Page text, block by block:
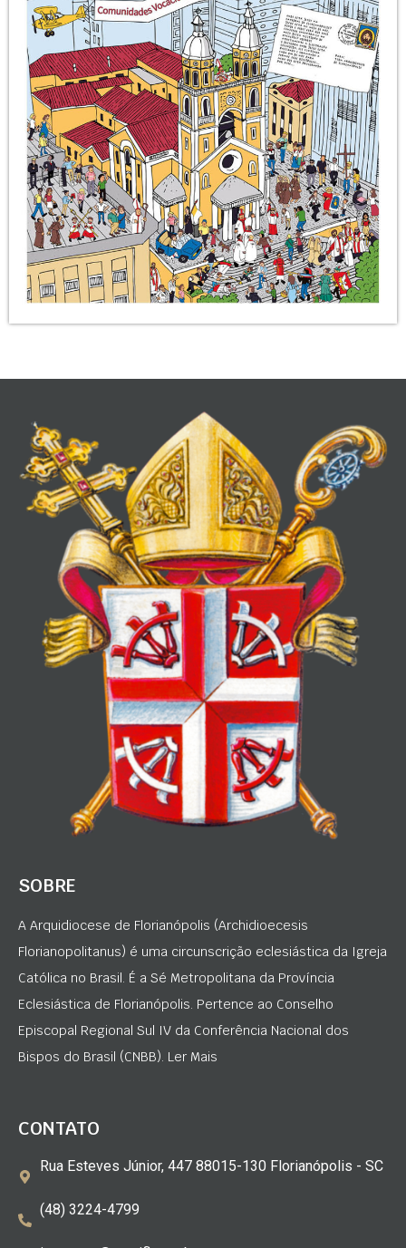
SOBRE
A Arquidiocese de Florianópolis (Archidioecesis
Florianopolitanus) é uma circunscrição eclesiástica da Igreja
Católica no Brasil. É a Sé Metropolitana da Província
Eclesiástica de Florianópolis. Pertence ao Conselho
Episcopal Regional Sul IV da Conferência Nacional dos
Bispos do Brasil (CNBB). Ler Mais
CONTATO
Rua Esteves Júnior, 447 88015-130 Florianópolis - SC
(48) 3224-4799